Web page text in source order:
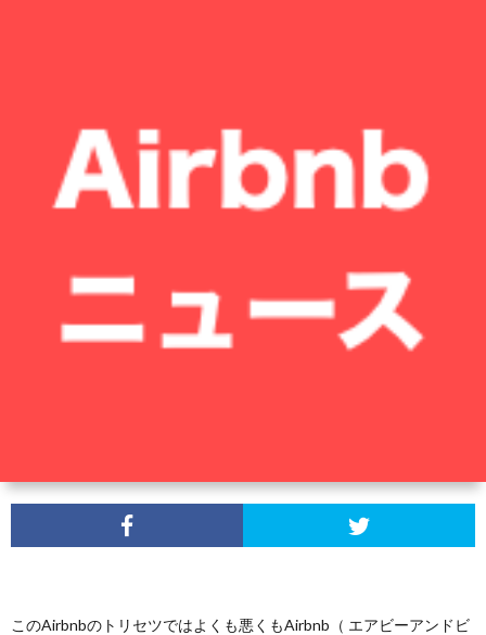
このAirbnbのトリセツではよくも悪くもAirbnb（ エアビーアンドビ